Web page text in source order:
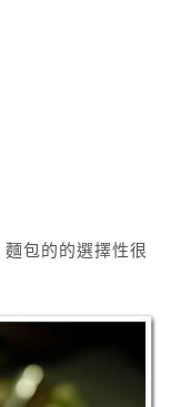
包的的選擇性很